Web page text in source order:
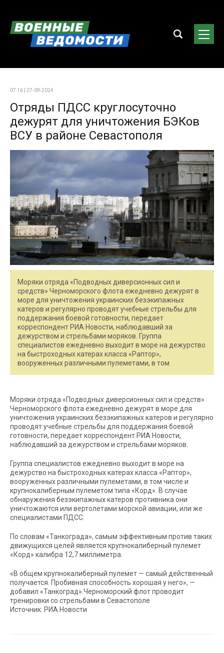
07:16 | 27-09-2024
Отряды ПДСС круглосуточно
дежурят для уничтожения БЭКов
ВСУ в районе Севастополя
Моряки отряда «Подводных диверсионных сил и
средств» Черноморского флота ежедневно дежурят в
море для уничтожения украинских безэкипажных
катеров и регулярно проводят учебные стрельбы для
поддержания боевой готовности, передает
корреспондент РИА Новости, наблюдавший за
дежурством и стрельбами моряков. Группа
специалистов ежедневно выходит в море на дежурство
на быстроходных катерах класса «Раптор»,
вооруженных различными пулеметами, в том
Моряки отряда «Подводных диверсионных сил и средств»
Черноморского флота ежедневно дежурят в море для
уничтожения украинских безэкипажных катеров и регулярно
проводят учебные стрельбы для поддержания боевой
готовности, передает корреспондент РИА Новости,
наблюдавший за дежурством и стрельбами моряков.
Группа специалистов ежедневно выходит в море на
дежурство на быстроходных катерах класса «Раптор»,
вооруженных различными пулеметами, в том числе и
крупнокалиберным пулеметом типа «Корд». В случае
обнаружения безэкипажных катеров противника они
уничтожаются или вертолетами морской авиации, или же
специалистами ПДСС.
По словам «Танкограда», самым эффективным против таких
движущихся целей является крупнокалиберный пулемет
«Корд» калибра 12,7 миллиметра.
«В общем крупнокалиберный пулемет — самый действенный
получается. Пробивная способность хорошая у него», —
добавил «Танкоград».Черноморский флот проводит
тренировки со стрельбами в Севастополе
Источник: РИА Новости